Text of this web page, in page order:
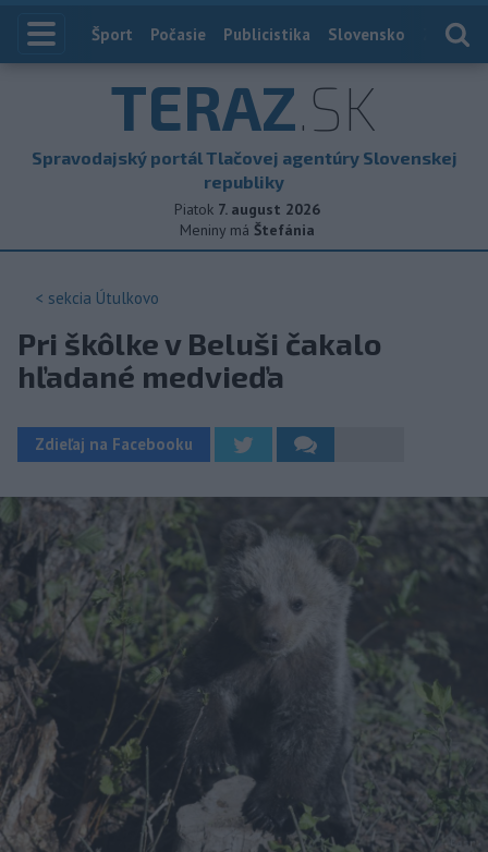
Index
Šport Počasie Publicistika Slovensko
TERAZ.SK
Spravodajský portál Tlačovej agentúry Slovenskej
republiky
Piatok 7. august 2026
Meniny má Štefánia
< sekcia Útulkovo
Pri škôlke v Beluši čakalo
hľadané medvieďa
Zdieľaj na Facebooku